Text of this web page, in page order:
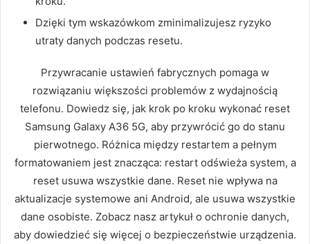
Dzięki tym wskazówkom zminimalizujesz ryzyko
utraty danych podczas resetu.
Przywracanie ustawień fabrycznych pomaga w
rozwiązaniu większości problemów z wydajnością
telefonu. Dowiedz się, jak krok po kroku wykonać reset
Samsung Galaxy A36 5G, aby przywrócić go do stanu
pierwotnego. Różnica między restartem a pełnym
formatowaniem jest znacząca: restart odświeża system, a
reset usuwa wszystkie dane. Reset nie wpływa na
aktualizacje systemowe ani Android, ale usuwa wszystkie
dane osobiste. Zobacz nasz artykuł o ochronie danych,
aby dowiedzieć się więcej o bezpieczeństwie urządzenia.